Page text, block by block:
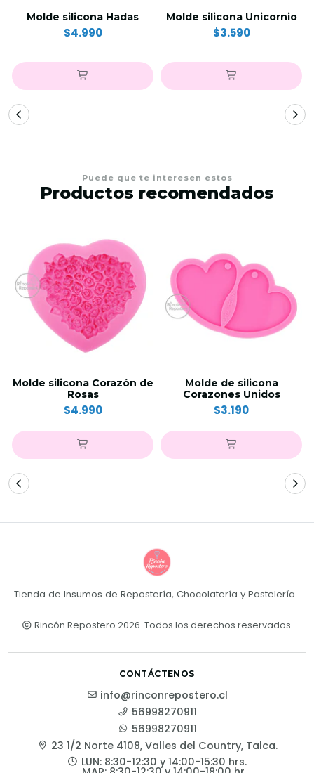
Molde silicona Hadas
$4.990
Molde silicona Unicornio
$3.590
Puede que te interesen estos
Productos recomendados
Molde silicona Corazón de
Rosas
$4.990
Molde de silicona
Corazones Unidos
$3.190
Tienda de Insumos de Repostería, Chocolatería y Pastelería.
Rincón Repostero 2026. Todos los derechos reservados.
CONTÁCTENOS
info@rinconrepostero.cl
56998270911
56998270911
23 1/2 Norte 4108, Valles del Country, Talca.
LUN: 8:30-12:30 y 14:00-15:30 hrs.